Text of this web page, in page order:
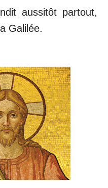
aussitôt partout,
Galilée.